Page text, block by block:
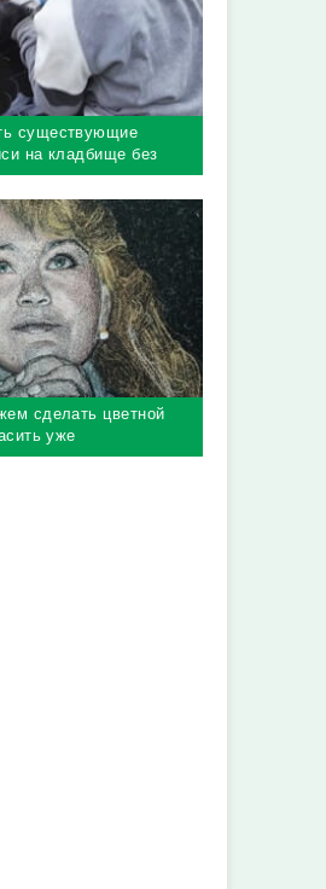
существующие
на кладбище без
сделать цветной
уже